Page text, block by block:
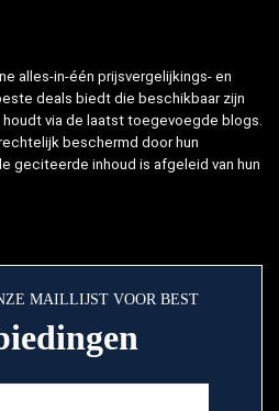
alles-in-één prijsvergelijkings- en
deals biedt die beschikbaar zijn
via de laatst toegevoegde blogs.
beschermd door hun
geciteerde inhoud is afgeleid van hun
MAILLIJST VOOR BEST